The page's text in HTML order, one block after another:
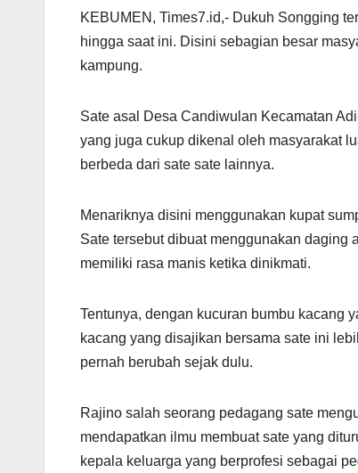
KEBUMEN, Times7.id,- Dukuh Songging
hingga saat ini. Disini sebagian besar
kampung.
Sate asal Desa Candiwulan Kecamatan
yang juga cukup dikenal oleh masyarakat
berbeda dari sate sate lainnya.
Menariknya disini menggunakan kupat
Sate tersebut dibuat menggunakan daging
memiliki rasa manis ketika dinikmati.
Tentunya, dengan kucuran bumbu kacang
kacang yang disajikan bersama sate ini
pernah berubah sejak dulu.
Rajino salah seorang pedagang sate
mendapatkan ilmu membuat sate yang
kepala keluarga yang berprofesi sebagai